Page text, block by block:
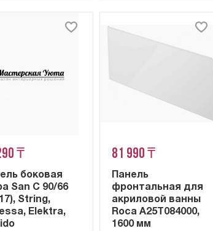
₸
боковая
San C 90/66
String,
Elektra,
81 990 ₸
Панель
фронтальная для
акриловой ванны
Roca A25T084000,
1600 мм